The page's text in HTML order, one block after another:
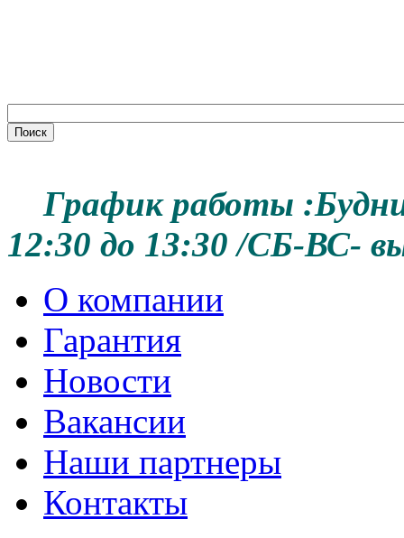
График работы :
12:30 до 13:30 /СБ-ВС-
О компании
Гарантия
Новости
Вакансии
Наши партнеры
Контакты